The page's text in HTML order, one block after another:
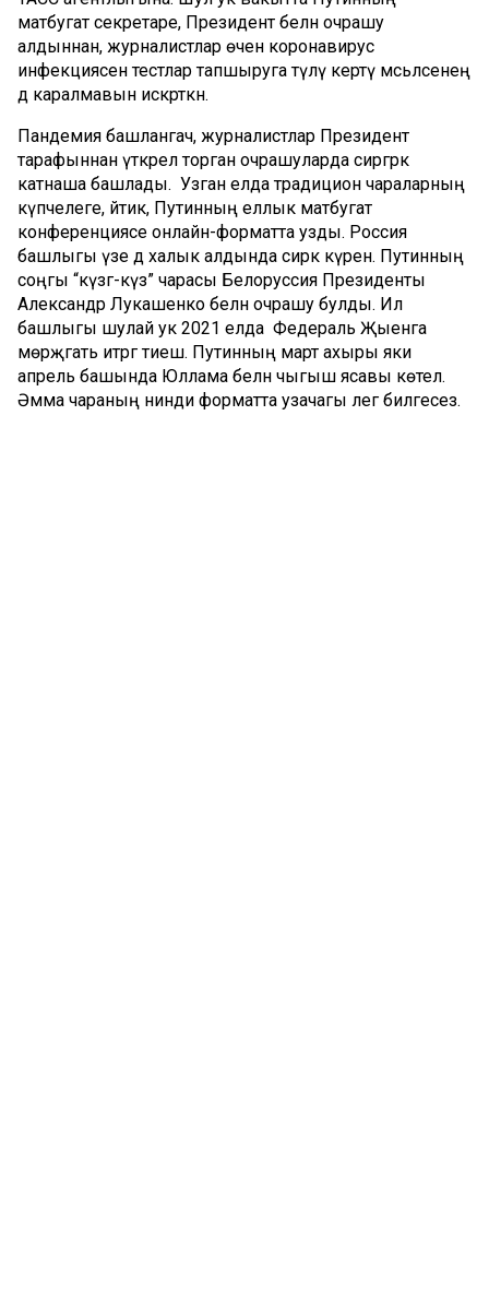
матбугат секретаре, Президент белән очрашу
алдыннан, журналистлар өчен коронавирус
инфекциясенә тестлар тапшыруга түләү кертү мәсьәләсенең
дә каралмавын искәрткән.
Пандемия башлангач, журналистлар Президент
тарафыннан үткәрелә торган очрашуларда сирәгрәк
катнаша башлады. Узган елда традицион чараларның
күпчелеге, әйтик, Путинның еллык матбугат
конференциясе онлайн-форматта узды. Россия
башлыгы үзе дә халык алдында сирәк күренә. Путинның
соңгы “күзгә-күз” чарасы Белоруссия Президенты
Александр Лукашенко белән очрашу булды. Ил
башлыгы шулай ук 2021 елда Федераль Җыенга
мөрәҗәгать итәргә тиеш. Путинның март ахыры яки
апрель башында Юллама белән чыгыш ясавы көтелә.
Әмма чараның нинди форматта узачагы әлегә билгесез.